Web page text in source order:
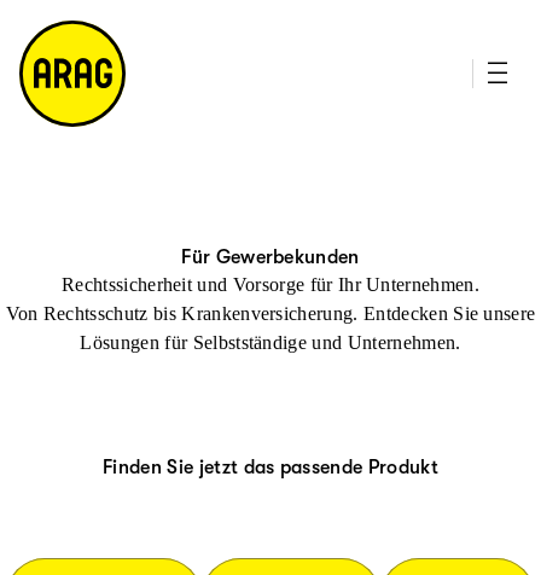
m
a
p
Für Gewerbekunden
Rechts­sicherheit und Vorsorge für Ihr Unternehmen.
Von Rechtsschutz bis Krankenversicherung. Entdecken Sie unsere
Lösungen für Selbstständige und Unternehmen.
Finden Sie jetzt das passende Produkt